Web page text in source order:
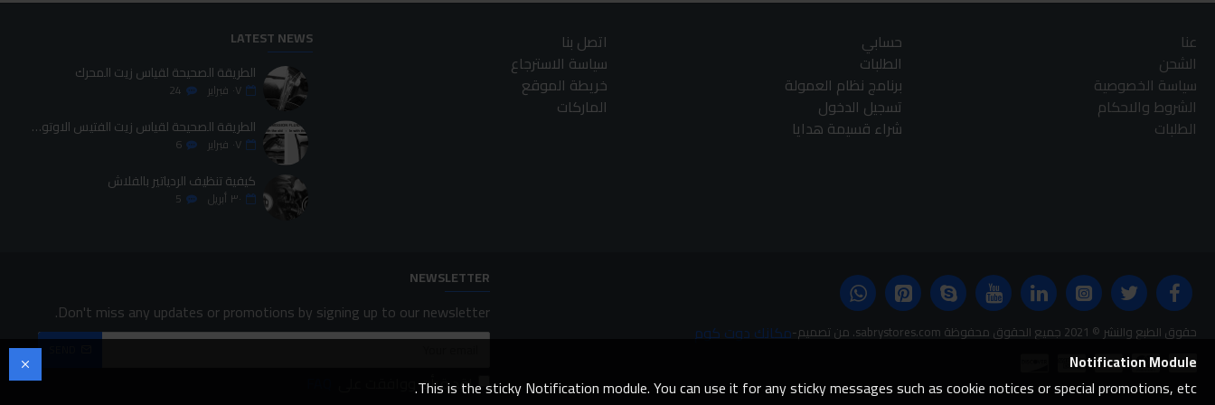
عنا
الشحن
سياسة الخصوصية
الشروط والاحكام
الطلبات
حسابي
الطلبات
برنامج نظام العمولة
تسجيل الدخول
شراء قسيمة هدايا
اتصل بنا
سياسة الاسترجاع
خريطة الموقع
الماركات
LATEST NEWS
الطريقة الصحيحة لقياس زيت المحرك
٠٧ فبراير 24
الطريقة الصحيحة لقياس زيت الفتيس الاوتوماتيك
٠٧ فبراير 6
كيفية تنظيف الردياتير بالفلاش
٣٠ أبريل 5
حقوق الطبع والنشر © 2021 جميع الحقوق محفوظة sabrystores.com. من تصميم- مكانك دوت كوم
NEWSLETTER
Don't miss any updates or promotions by signing up to our newsletter.
لقد قرأت ووافقت على
Notification Module
This is the sticky Notification module. You can use it for any sticky messages such as cookie notices or special promotions, etc.